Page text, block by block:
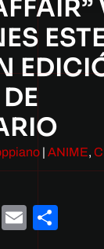
| ANIME,
CopyEmail